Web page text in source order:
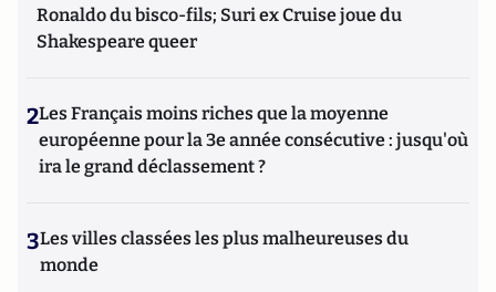
Ronaldo du bisco-fils; Suri ex Cruise joue du
Shakespeare queer
2Les Français moins riches que la moyenne
européenne pour la 3e année consécutive : jusqu'où
ira le grand déclassement ?
3Les villes classées les plus malheureuses du
monde